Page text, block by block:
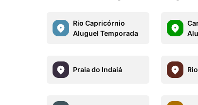
Rio Capricórnio
Aluguel Temporada
Praia do Indaiá